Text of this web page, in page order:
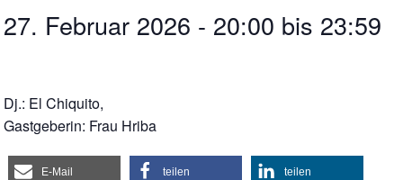
27. Februar 2026 - 20:00 bis 23:59
Dj.: El Chiquito,
Gastgeberin: Frau Hriba
E-Mail teilen teilen